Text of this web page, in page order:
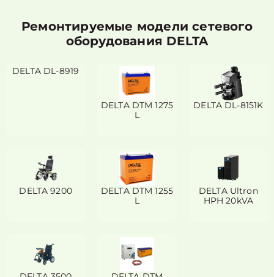
Ремонтируемые модели сетевого
оборудования DELTA
DELTA DL-8919
DELTA DTM 1275
L
DELTA DL-8151K
DELTA 9200
DELTA DTM 1255
L
DELTA Ultron
HPH 20kVA